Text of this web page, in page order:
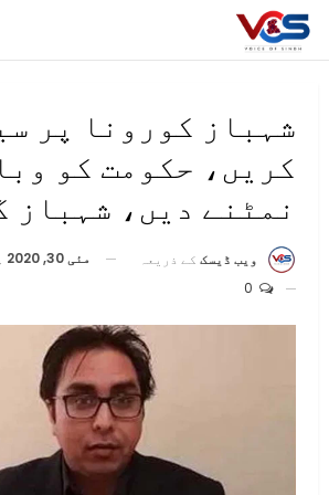
شہباز کورونا پر
کریں، حکومت کو
نمٹنے دیں، شہباز
ویب ڈیسک کے ذریعہ مئی 30, 2020